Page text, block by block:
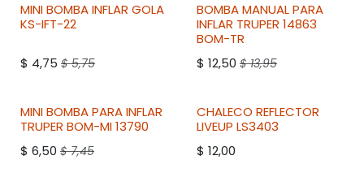
MINI BOMBA INFLAR GOLA
KS-IFT-22
$ 4,75 $5,75
BOMBA MANUAL PARA
INFLAR TRUPER 14863
BOM-TR
$ 12,50 $13,95
MINI BOMBA PARA INFLAR
TRUPER BOM-MI 13790
$ 6,50 $7,45
CHALECO REFLECTOR
LIVEUP LS3403
$ 12,00